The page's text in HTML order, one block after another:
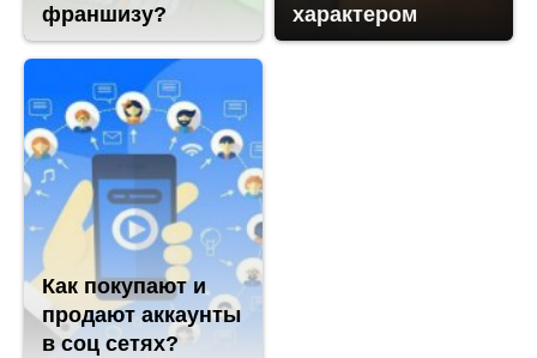
франшизу?
характером
Как покупают и
продают аккаунты
в соц сетях?